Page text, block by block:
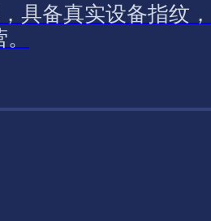
具备真实设备指纹